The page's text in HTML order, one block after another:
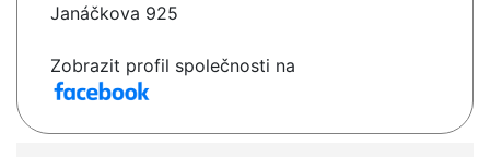
Janáčkova 925
Zobrazit profil společnosti na